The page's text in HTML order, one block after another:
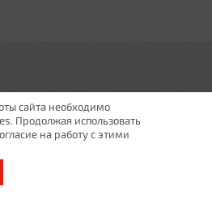
сайта необходимо
Продолжая использовать
на работу с этими